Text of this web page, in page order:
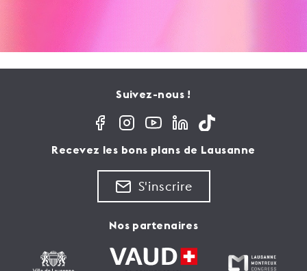
Suivez-nous !
Recevez les bons plans de Lausanne
S'inscrire
Nos partenaires